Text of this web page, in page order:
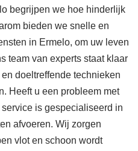
begrijpen we hoe hinderlijk
bieden we snelle en
in Ermelo, om uw leven
team van experts staat klaar
doeltreffende technieken
Heeft u een probleem met
is gespecialiseerd in
afvoeren. Wij zorgen
vlot en schoon wordt